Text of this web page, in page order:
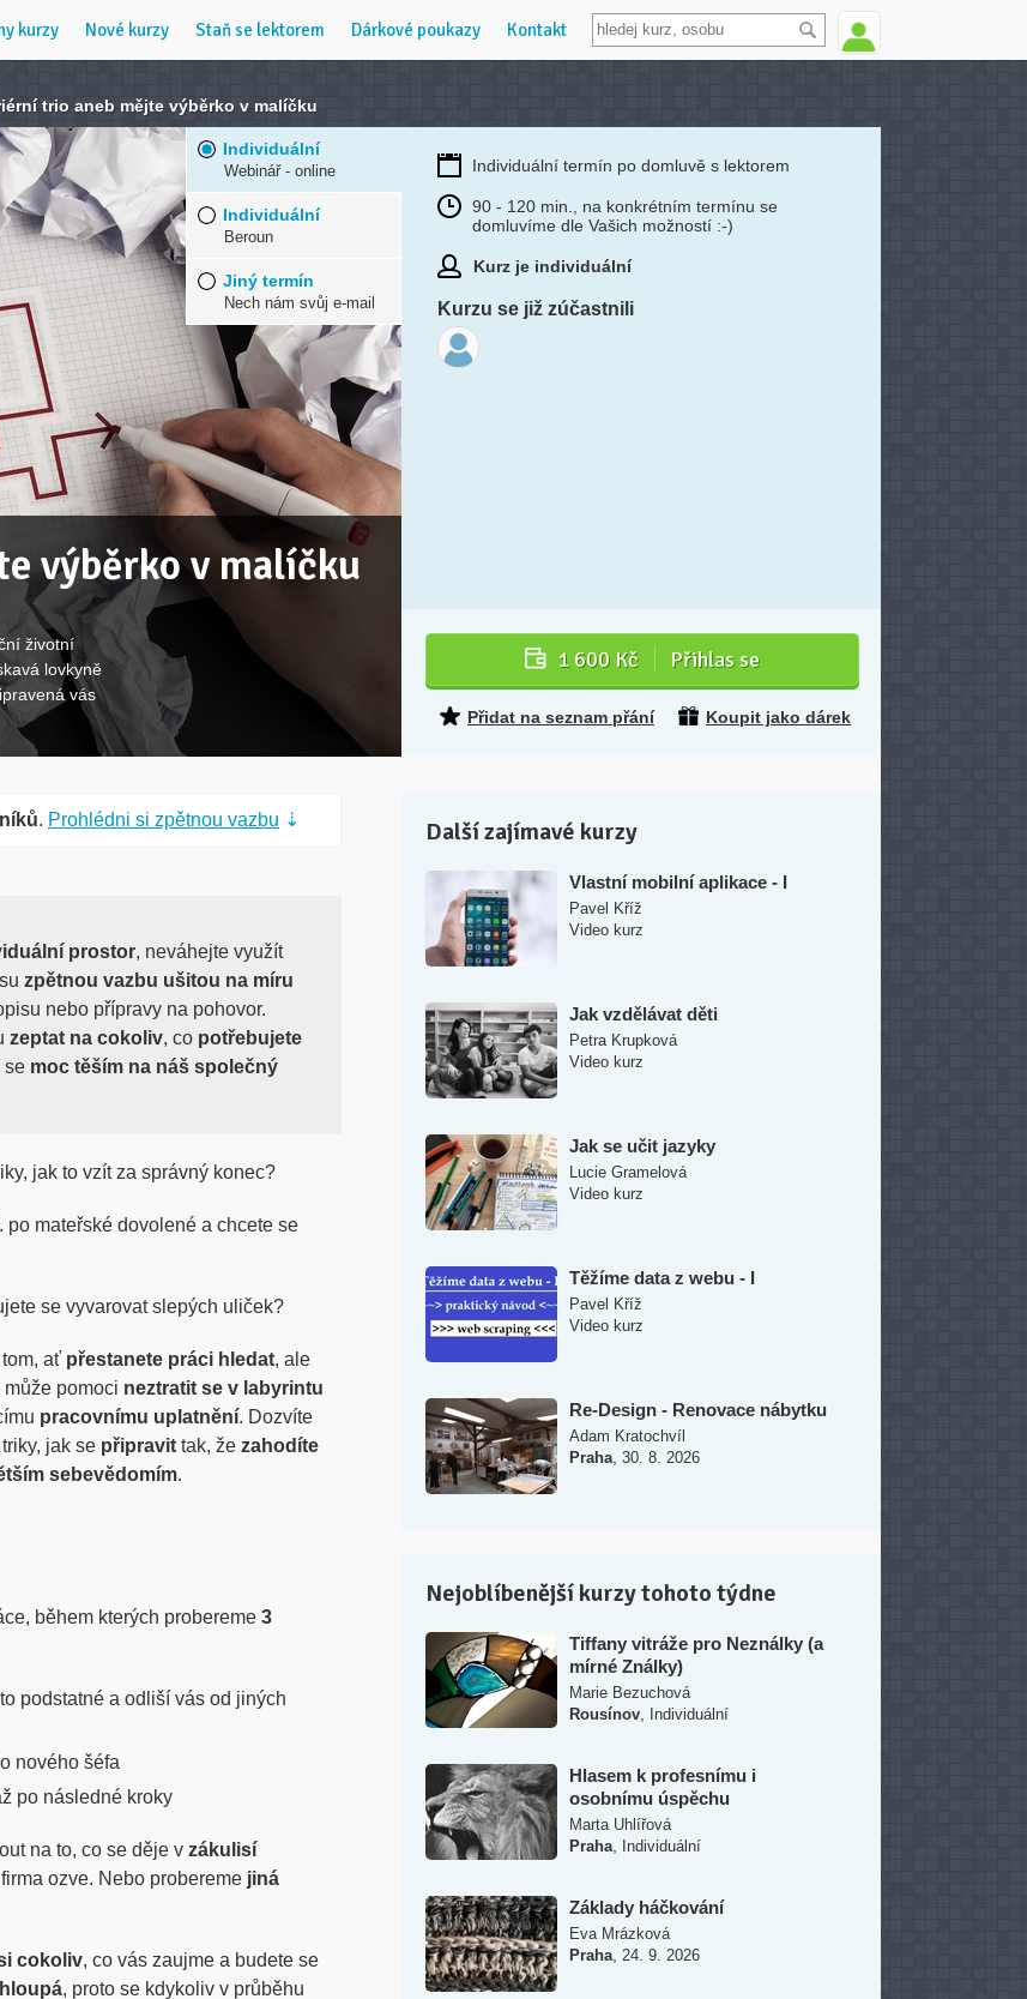
kurzy Nové kurzy Staň se lektorem Dárkové poukazy Kontakt
trio aneb mějte výběrko v malíčku
výběrko v malíčku
životní
lovkyně
vás
Individuální
Webinář - online
Individuální
Beroun
Jiný termín
Nech nám svůj e-mail
Individuální termín po domluvě s lektorem
90 - 120 min., na konkrétním termínu se
domluvíme dle Vašich možností :-)
Kurz je individuální
Kurzu se již zúčastnili
1 600 Kč Přihlas se
Přidat na seznam přání Koupit jako dárek
. Prohlédni si zpětnou vazbu ⇣
prostor, neváhejte využít
zpětnou vazbu ušitou na míru
nebo přípravy na pohovor.
zeptat na cokoliv, co potřebujete
se moc těším na náš společný
jak to vzít za správný konec?
po mateřské dovolené a chcete se
se vyvarovat slepých uliček?
ať přestanete práci hledat, ale
pomoci neztratit se v labyrintu
pracovnímu uplatnění. Dozvíte
triky, jak se připravit tak, že zahodíte
sebevědomím.
během kterých probereme 3
podstatné a odliší vás od jiných
nového šéfa
po následné kroky
na to, co se děje v zákulisí
ozve. Nebo probereme jiná
cokoliv, co vás zaujme a budete se
, proto se kdykoliv v průběhu
Další zajímavé kurzy
Vlastní mobilní aplikace - I
Pavel Kříž
Video kurz
Jak vzdělávat děti
Petra Krupková
Video kurz
Jak se učit jazyky
Lucie Gramelová
Video kurz
Těžíme data z webu - I
Pavel Kříž
Video kurz
Re-Design - Renovace nábytku
Adam Kratochvíl
Praha 30. 8. 2026
Nejoblíbenější kurzy tohoto týdne
Tiffany vitráže pro Neználky (a
mírné Ználky)
Marie Bezuchová
Rousínov
Individuální
Hlasem k profesnímu i
osobnímu úspěchu
Marta Uhlířová
Praha
Individuální
Základy háčkování
Eva Mrázková
Praha 24. 9. 2026